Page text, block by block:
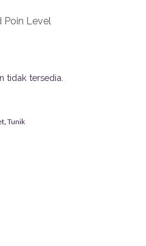
Poin Level
tidak tersedia.
,Tunik